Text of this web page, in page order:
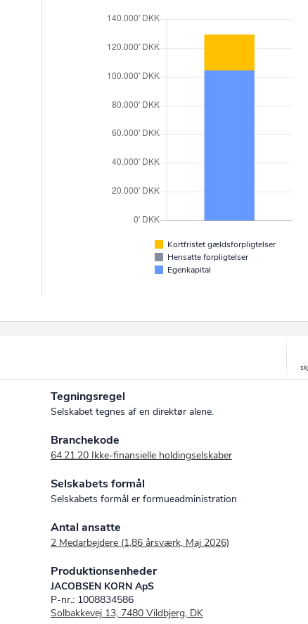
Kortfristet gældsforpligtelser
Hensatte forpligtelser
Egenkapital
Tegningsregel
Selskabet tegnes af en direktør alene.
Branchekode
64.21.20 Ikke-finansielle holdingselskaber
Selskabets formål
Selskabets formål er formueadministration
Antal ansatte
2 Medarbejdere (1,86 årsværk, Maj 2026)
Produktionsenheder
JACOBSEN KORN ApS
P-nr.: 1008834586
Solbakkevej 13, 7480 Vildbjerg, DK